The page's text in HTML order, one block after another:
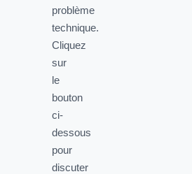
problème
technique.
Cliquez
sur
le
bouton
ci-
dessous
pour
discuter